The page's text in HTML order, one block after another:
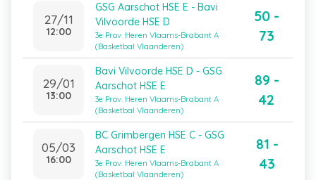
27/11
12:00
GSG Aarschot HSE E - Bavi
Vilvoorde HSE D
3e Prov. Heren Vlaams-Brabant A
(Basketbal Vlaanderen)
50 -
73
29/01
13:00
Bavi Vilvoorde HSE D - GSG
Aarschot HSE E
3e Prov. Heren Vlaams-Brabant A
(Basketbal Vlaanderen)
89 -
42
05/03
16:00
BC Grimbergen HSE C - GSG
Aarschot HSE E
3e Prov. Heren Vlaams-Brabant A
(Basketbal Vlaanderen)
81 -
43